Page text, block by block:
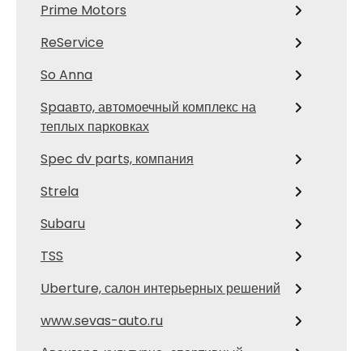
Prime Motors
ReService
So Anna
Spaавто, автомоечный комплекс на
теплых парковках
Spec dv parts, компания
Strela
Subaru
TSS
Uberture, салон интерьерных решений
www.sevas-auto.ru